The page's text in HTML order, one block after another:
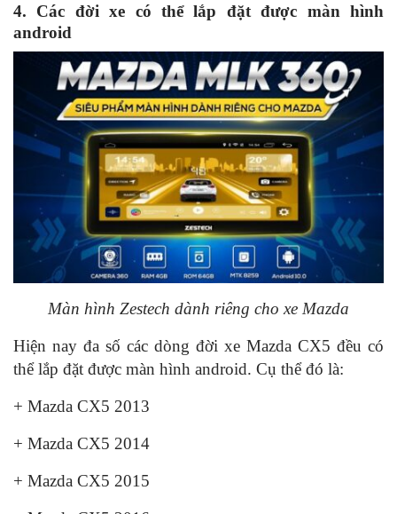
4. Các đời xe có thể lắp đặt được màn hình
android
Màn hình Zestech dành riêng cho xe Mazda
Hiện nay đa số các dòng đời xe Mazda CX5 đều có
thể lắp đặt được màn hình android. Cụ thể đó là:
+ Mazda CX5 2013
+ Mazda CX5 2014
+ Mazda CX5 2015